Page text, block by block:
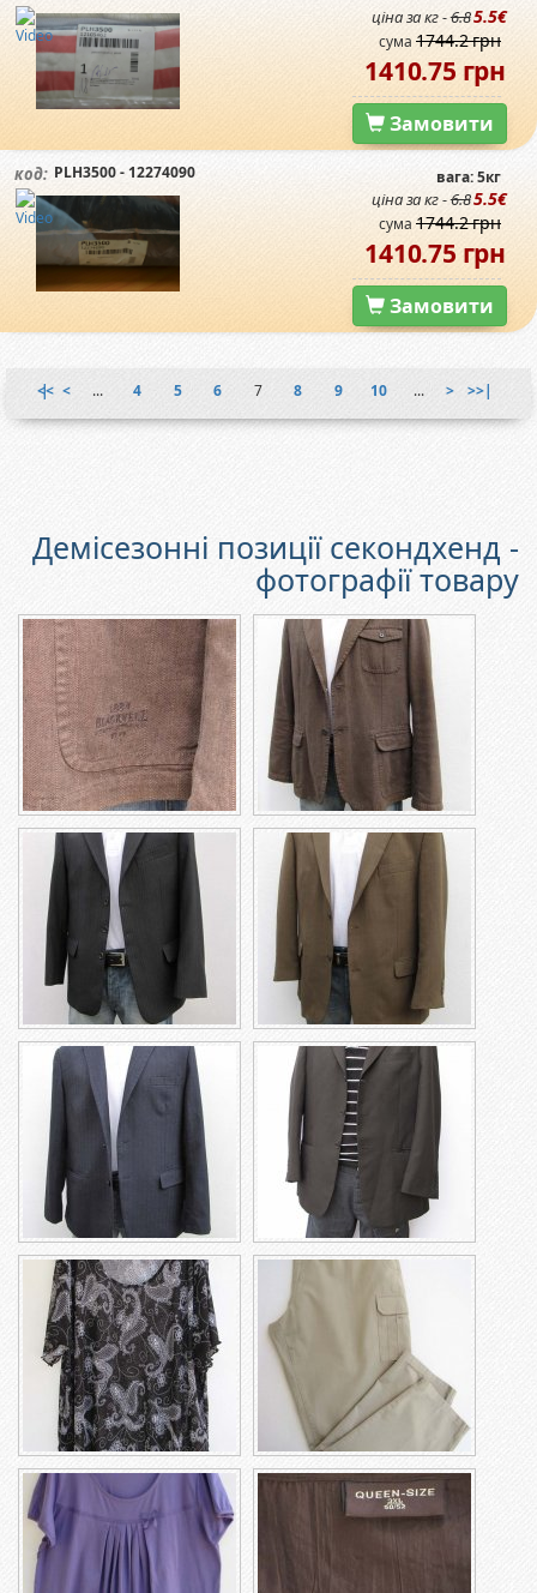
ціна за кг -6.85.5€
сума 1744.2 грн
1410.75 грн
Замовити
код: PLH3500 - 12274090 вага: 5кг
ціна за кг -6.85.5€
сума 1744.2 грн
1410.75 грн
Замовити
|<< < ... 4 5 6 7 8 9 10 ... > >>|
Демісезонні позиції секондхенд -
фотографії товару